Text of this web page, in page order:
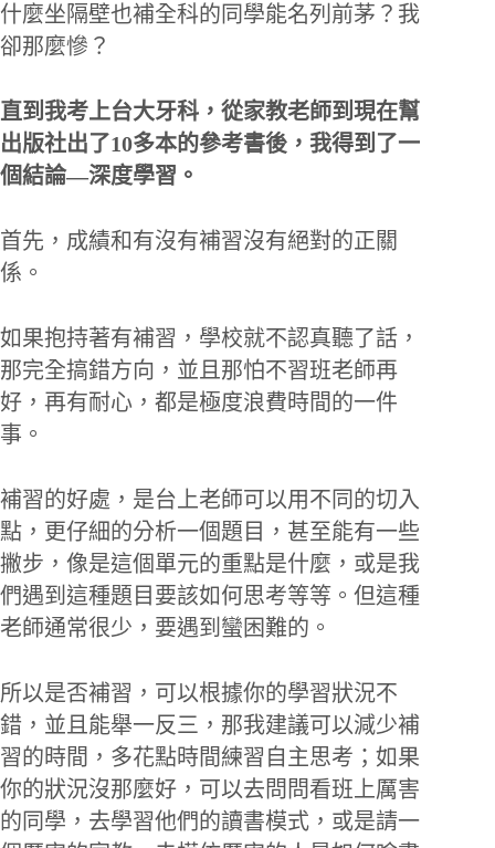
什麼坐隔壁也補全科的同學能名列前茅？我
卻那麼慘？
直到我考上台大牙科，從家教老師到現在幫
出版社出了10多本的參考書後，我得到了一
個結論―深度學習。
首先，成績和有沒有補習沒有絕對的正關
係。
如果抱持著有補習，學校就不認真聽了話，
那完全搞錯方向，並且那怕不習班老師再
好，再有耐心，都是極度浪費時間的一件
事。
補習的好處，是台上老師可以用不同的切入
點，更仔細的分析一個題目，甚至能有一些
撇步，像是這個單元的重點是什麼，或是我
們遇到這種題目要該如何思考等等。但這種
老師通常很少，要遇到蠻困難的。
所以是否補習，可以根據你的學習狀況不
錯，並且能舉一反三，那我建議可以減少補
習的時間，多花點時間練習自主思考；如果
你的狀況沒那麼好，可以去問問看班上厲害
的同學，去學習他們的讀書模式，或是請一